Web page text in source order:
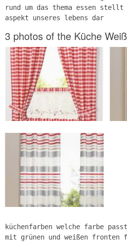
rund um das thema essen
aspekt unseres lebens dar
3 photos of the Küche
küchenfarben welche farbe
mit grünen und weißen fronten